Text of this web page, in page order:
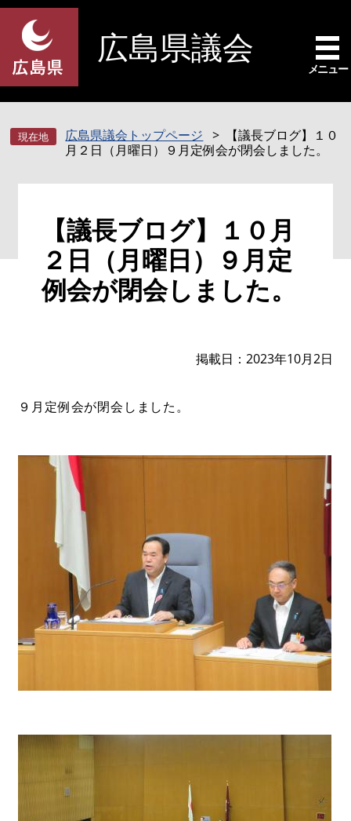
ペ
先
頭
す
メ
を
飛
し
広島県議会
メニュー
広島県議会トップページ
【議長ブログ】１０
月２日（月曜日）９月定例会が閉会しました。
【議長ブログ】１０月
２日（月曜日）９月定
例会が閉会しました。
掲載日 2023年10月2日
９月定例会が閉会しました。